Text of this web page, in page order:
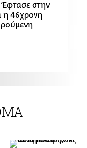
στην
η 46χρονη